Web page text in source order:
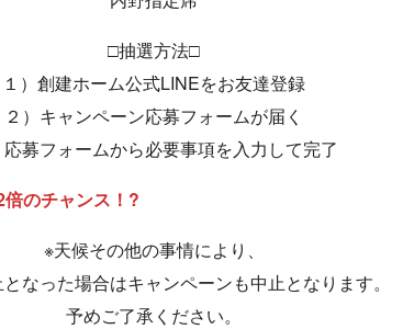
□抽選方法□
１）創建ホーム公式LINEをお友達登録
２）キャンペーン応募フォームが届く
応募フォームから必要事項を入力して完了
のチャンス！?
※天候その他の事情により、
なった場合はキャンペーンも中止となります。
予めご了承ください。